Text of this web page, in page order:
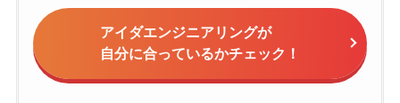
アイダエンジニアリングが
自分に合っているかチェック！